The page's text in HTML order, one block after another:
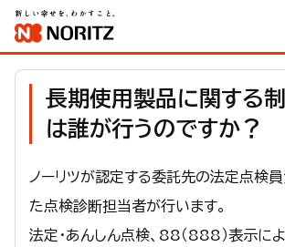
長期使用製品に関する制
は誰が行うのですか？
ノーリツが認定する委託先の法定点検
た点検診断担当者が行います。
法定・あんしん点検、88（888）表示に